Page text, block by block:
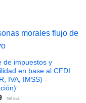
de impuestos y
en base al CFDI
IVA, IMSS) –
IVA Incl.